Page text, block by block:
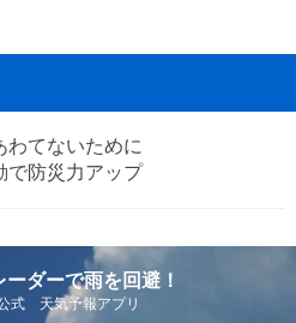
わてないために
で防災力アップ
ーダーで雨を回避！
式 天気予報アプリ